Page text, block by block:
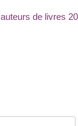
de livres